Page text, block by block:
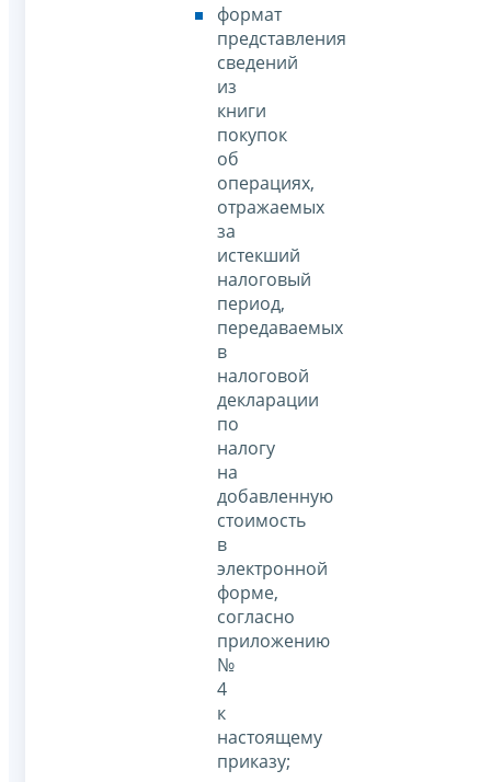
формат
представления
сведений
из
книги
покупок
об
операциях,
отражаемых
за
истекший
налоговый
период,
передаваемых
в
налоговой
декларации
по
налогу
на
добавленную
стоимость
в
электронной
форме,
согласно
приложению
№
4
к
настоящему
приказу;